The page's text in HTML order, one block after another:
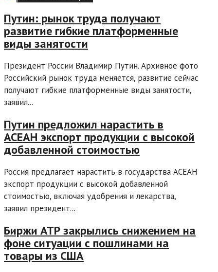
Путин: рынок труда получают
развитие гибкие платформенные
виды занятости
Президент России Владимир Путин. Архивное фото
Российский рынок труда меняется, развитие сейчас
получают гибкие платформенные виды занятости,
заявил...
Путин предложил нарастить в
АСЕАН экспорт продукции с высокой
добавленной стоимостью
Россия предлагает нарастить в государства АСЕАН
экспорт продукции с высокой добавленной
стоимостью, включая удобрения и лекарства,
заявил президент...
Биржи АТР закрылись снижением на
фоне ситуации с пошлинами на
товары из США